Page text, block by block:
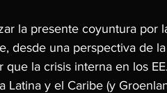
la presente coyuntura por
desde una perspectiva de
que la crisis interna en los
Latina y el Caribe (y